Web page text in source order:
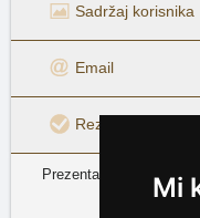
Mi
Sadržaj korisnika
Email
Rezervacija
Prezentacija objekta